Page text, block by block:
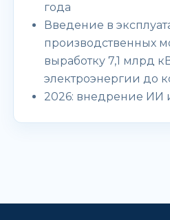
года
Введение в
производственных
выработку 7,1 млрд
электроэнергии до
2026: внедрение ИИ